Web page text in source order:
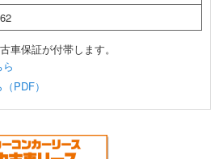
車保証が付帯します。
PDF）